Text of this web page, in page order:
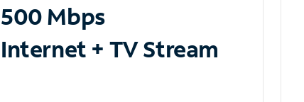
500 Mbps
Internet + TV Stream